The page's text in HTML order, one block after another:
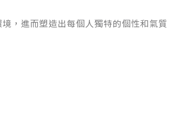
，進而塑造出每個人獨特的個性和氣質